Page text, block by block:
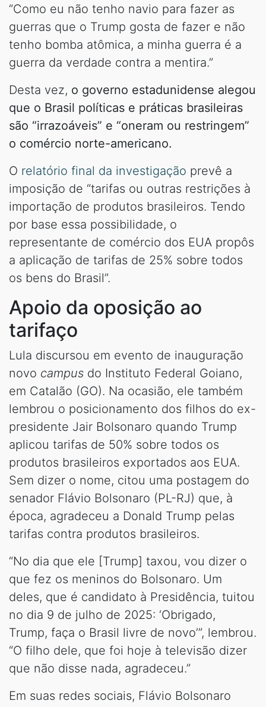
“Como eu não tenho navio para fazer as
guerras que o Trump gosta de fazer e não
tenho bomba atômica, a minha guerra é a
guerra da verdade contra a mentira.”
Desta vez, o governo estadunidense alegou
que o Brasil políticas e práticas brasileiras
são “irrazoáveis” e “oneram ou restringem”
o comércio norte-americano.
O relatório final da investigação prevê a
imposição de “tarifas ou outras restrições à
importação de produtos brasileiros. Tendo
por base essa possibilidade, o
representante de comércio dos EUA propôs
a aplicação de tarifas de 25% sobre todos
os bens do Brasil”.
Apoio da oposição ao
tarifaço
Lula discursou em evento de inauguração
novo campus do Instituto Federal Goiano,
em Catalão (GO). Na ocasião, ele também
lembrou o posicionamento dos filhos do ex-
presidente Jair Bolsonaro quando Trump
aplicou tarifas de 50% sobre todos os
produtos brasileiros exportados aos EUA.
Sem dizer o nome, citou uma postagem do
senador Flávio Bolsonaro (PL-RJ) que, à
época, agradeceu a Donald Trump pelas
tarifas contra produtos brasileiros.
“No dia que ele [Trump] taxou, vou dizer o
que fez os meninos do Bolsonaro. Um
deles, que é candidato à Presidência, tuitou
no dia 9 de julho de 2025: ‘Obrigado,
Trump, faça o Brasil livre de novo’”, lembrou.
“O filho dele, que foi hoje à televisão dizer
que não disse nada, agradeceu.”
Em suas redes sociais, Flávio Bolsonaro